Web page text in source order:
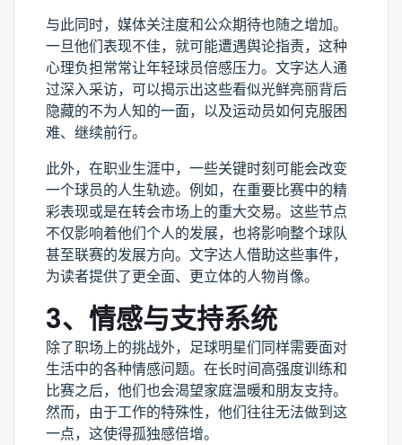
与此同时，媒体关注度和公众期待也随之增加。
一旦他们表现不佳，就可能遭遇舆论指责，这种
心理负担常常让年轻球员倍感压力。文字达人通
过深入采访，可以揭示出这些看似光鲜亮丽背后
隐藏的不为人知的一面，以及运动员如何克服困
难、继续前行。
此外，在职业生涯中，一些关键时刻可能会改变
一个球员的人生轨迹。例如，在重要比赛中的精
彩表现或是在转会市场上的重大交易。这些节点
不仅影响着他们个人的发展，也将影响整个球队
甚至联赛的发展方向。文字达人借助这些事件，
为读者提供了更全面、更立体的人物肖像。
3、情感与支持系统
除了职场上的挑战外，足球明星们同样需要面对
生活中的各种情感问题。在长时间高强度训练和
比赛之后，他们也会渴望家庭温暖和朋友支持。
然而，由于工作的特殊性，他们往往无法做到这
一点，这使得孤独感倍增。